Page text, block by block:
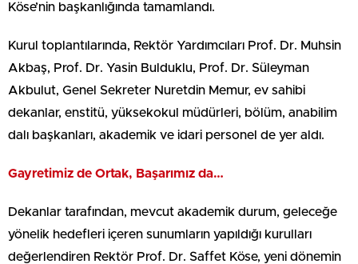
Köse’nin başkanlığında tamamlandı.
Kurul toplantılarında, Rektör Yardımcıları Prof. Dr. Muhsin
Akbaş, Prof. Dr. Yasin Bulduklu, Prof. Dr. Süleyman
Akbulut, Genel Sekreter Nuretdin Memur, ev sahibi
dekanlar, enstitü, yüksekokul müdürleri, bölüm, anabilim
dalı başkanları, akademik ve idari personel de yer aldı.
Gayretimiz de Ortak, Başarımız da…
Dekanlar tarafından, mevcut akademik durum, geleceğe
yönelik hedefleri içeren sunumların yapıldığı kurulları
değerlendiren Rektör Prof. Dr. Saffet Köse, yeni dönemin